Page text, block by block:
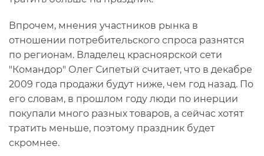
Впрочем, мнения участников рынка в
отношении потребительского спроса разнятся
по регионам. Владелец красноярской сети
"Командор" Олег Сипетый считает, что в декабре
2009 года продажи будут ниже, чем год назад. По
его словам, в прошлом году люди по инерции
покупали много разных товаров, а сейчас хотят
тратить меньше, поэтому праздник будет
скромнее.